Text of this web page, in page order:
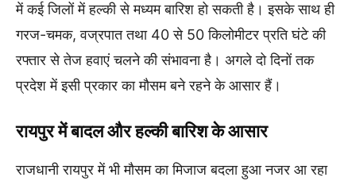
में कई जिलों में हल्की से मध्यम बारिश हो सकती है। इसके साथ ही
गरज-चमक, वज्रपात तथा 40 से 50 किलोमीटर प्रति घंटे की
रफ्तार से तेज हवाएं चलने की संभावना है। अगले दो दिनों तक
प्रदेश में इसी प्रकार का मौसम बने रहने के आसार हैं।
रायपुर में बादल और हल्की बारिश के आसार
राजधानी रायपुर में भी मौसम का मिजाज बदला हुआ नजर आ रहा